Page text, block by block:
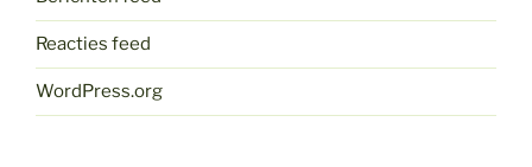
Reacties feed
WordPress.org